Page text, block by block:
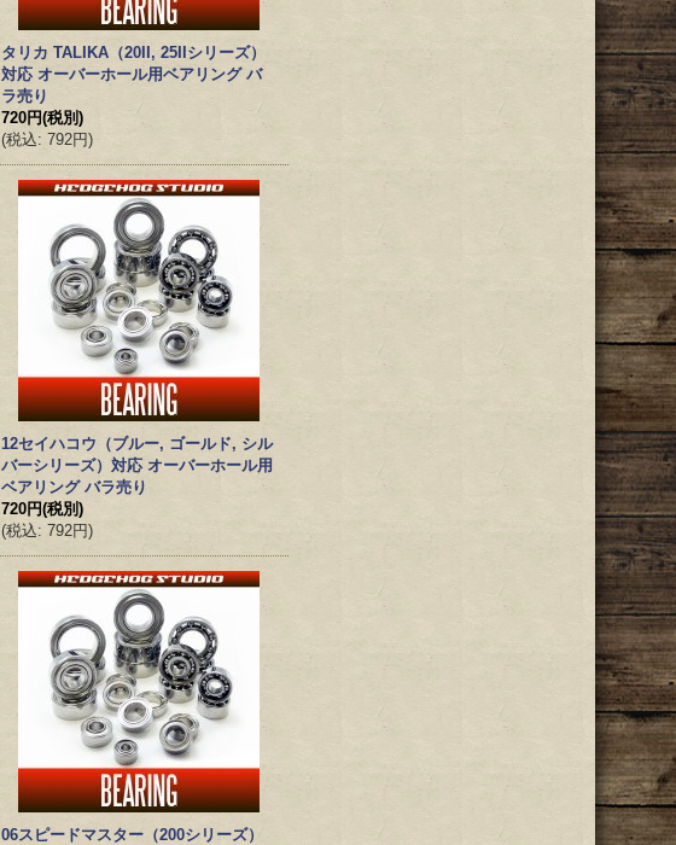
タリカ TALIKA（20II, 25IIシリーズ）
対応 オーバーホール用ベアリング バ
ラ売り
720円(税別)
(税込: 792円)
12セイハコウ（ブルー, ゴールド, シル
バーシリーズ）対応 オーバーホール用
ベアリング バラ売り
720円(税別)
(税込: 792円)
06スピードマスター（200シリーズ）